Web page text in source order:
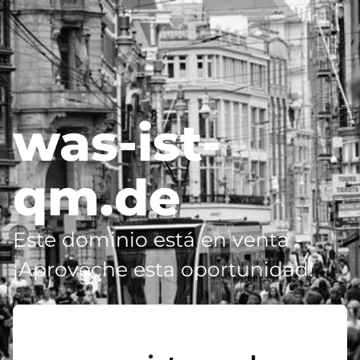
was-ist-
qm.de
Este dominio está en venta -
¡Aproveche esta oportunidad!